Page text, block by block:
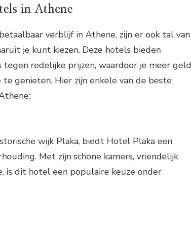
in Athene
verblijf in Athene, zijn er ook tal van
je kunt kiezen. Deze hotels bieden
redelijke prijzen, waardoor je meer geld
genieten. Hier zijn enkele van de beste
wijk Plaka, biedt Hotel Plaka een
Met zijn schone kamers, vriendelijk
is dit hotel een populaire keuze onder